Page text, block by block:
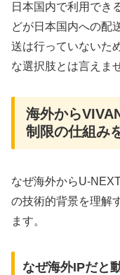
日本国内で利用でき
どが日本国内への配
送は行っていないた
な選択肢とは言えま
海外から
制限の仕組み
なぜ海外からU-
の技術的背景を理解
ます。
なぜ海外IPだと